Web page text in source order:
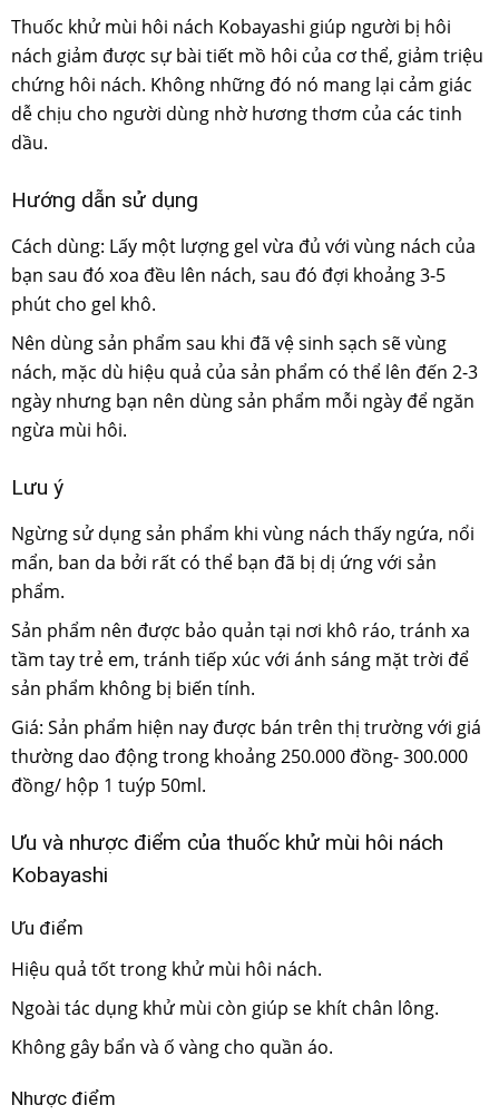
Thuốc khử mùi hôi nách Kobayashi giúp người bị hôi
nách giảm được sự bài tiết mồ hôi của cơ thể, giảm triệu
chứng hôi nách. Không những đó nó mang lại cảm giác
dễ chịu cho người dùng nhờ hương thơm của các tinh
dầu.
Hướng dẫn sử dụng
Cách dùng: Lấy một lượng gel vừa đủ với vùng nách của
bạn sau đó xoa đều lên nách, sau đó đợi khoảng 3-5
phút cho gel khô.
Nên dùng sản phẩm sau khi đã vệ sinh sạch sẽ vùng
nách, mặc dù hiệu quả của sản phẩm có thể lên đến 2-3
ngày nhưng bạn nên dùng sản phẩm mỗi ngày để ngăn
ngừa mùi hôi.
Lưu ý
Ngừng sử dụng sản phẩm khi vùng nách thấy ngứa, nổi
mẩn, ban da bởi rất có thể bạn đã bị dị ứng với sản
phẩm.
Sản phẩm nên được bảo quản tại nơi khô ráo, tránh xa
tầm tay trẻ em, tránh tiếp xúc với ánh sáng mặt trời để
sản phẩm không bị biến tính.
Giá: Sản phẩm hiện nay được bán trên thị trường với giá
thường dao động trong khoảng 250.000 đồng- 300.000
đồng/ hộp 1 tuýp 50ml.
Ưu và nhược điểm của thuốc khử mùi hôi nách
Kobayashi
Ưu điểm
Hiệu quả tốt trong khử mùi hôi nách.
Ngoài tác dụng khử mùi còn giúp se khít chân lông.
Không gây bẩn và ố vàng cho quần áo.
Nhược điểm